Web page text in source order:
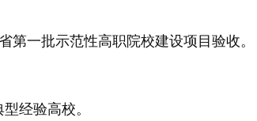
一批示范性高职院校建设项目验收。
经验高校。